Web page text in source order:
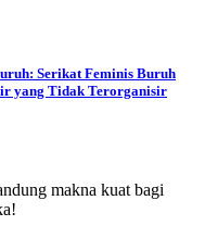
Serikat Feminis Buruh
yang Tidak Terorganisir
makna kuat bagi